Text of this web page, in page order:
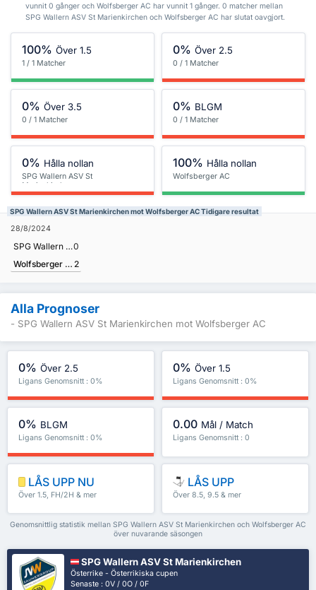
vunnit 0 gånger och Wolfsberger AC har vunnit 1 gånger. 0 matcher mellan
SPG Wallern ASV St Marienkirchen och Wolfsberger AC har slutat oavgjort.
100% Över 1.5
1 / 1 Matcher
0% Över 2.5
0 / 1 Matcher
0% Över 3.5
0 / 1 Matcher
0% BLGM
0 / 1 Matcher
0% Hålla nollan
SPG Wallern ASV St
Marienkirchen
100% Hålla nollan
Wolfsberger AC
SPG Wallern ASV St Marienkirchen mot Wolfsberger AC Tidigare resultat
28/8/2024
SPG Wallern ASV St Marienkirchen0
Wolfsberger AC 2
Alla Prognoser
- SPG Wallern ASV St Marienkirchen mot Wolfsberger AC
0% Över 2.5
Ligans Genomsnitt : 0%
0% Över 1.5
Ligans Genomsnitt : 0%
0% BLGM
Ligans Genomsnitt : 0%
0.00 Mål / Match
Ligans Genomsnitt : 0
LÅS UPP NU
Över 1.5, FH/2H & mer
LÅS UPP
Över 8.5, 9.5 & mer
Genomsnittlig statistik mellan SPG Wallern ASV St Marienkirchen och Wolfsberger AC
över nuvarande säsongen
SPG Wallern ASV St Marienkirchen
Österrike - Österrikiska cupen
Senaste : 0V / 0O / 0F